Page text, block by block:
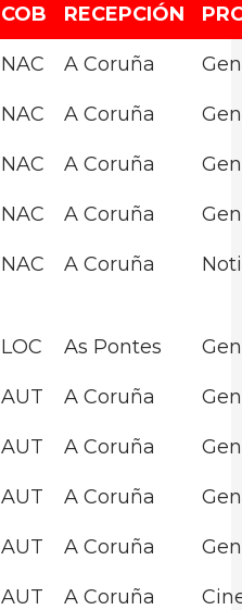
COB RECEPCIÓN
NAC A Coruña
NAC A Coruña
NAC A Coruña
NAC A Coruña
NAC A Coruña
LOC As Pontes
AUT A Coruña
AUT A Coruña
AUT A Coruña
AUT A Coruña
AUT A Coruña